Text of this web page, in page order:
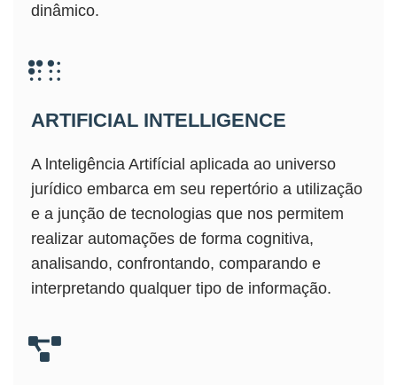
dinâmico.
ARTIFICIAL INTELLIGENCE
A lnteligência Artifícial aplicada ao universo
jurídico embarca em seu repertório a utilização
e a junção de tecnologias que nos permitem
realizar automações de forma cognitiva,
analisando, confrontando, comparando e
interpretando qualquer tipo de informação.